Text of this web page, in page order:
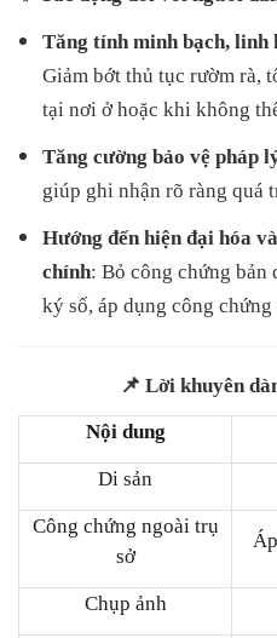
Tăng tính minh bạch,
Giảm bớt thủ tục rườm rà,
tại nơi ở hoặc khi không
Tăng cường bảo vệ pháp
giúp ghi nhận rõ ràng quá
Hướng đến hiện đại hóa
chính: Bỏ công chứng bản
ký số, áp dụng công chứng
📌 Lời khuyên
Nội dung
Di sản
Công chứng ngoài trụ
sở
Chụp ảnh